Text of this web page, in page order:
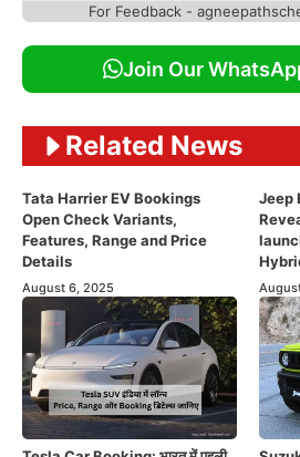
For Feedback -
Join Our
Related News
Tata Harrier EV Bookings
Open Check Variants,
Features, Range and Price
Details
August 6, 2025
Jeep